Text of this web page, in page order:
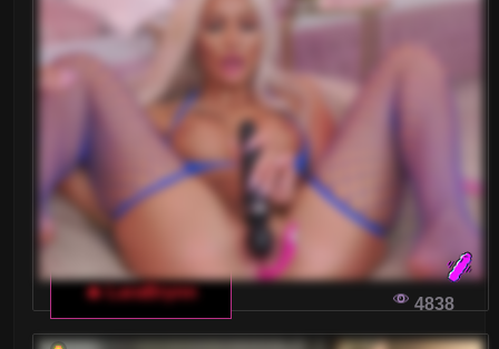
Brunetki
Ciąża
Dojrzałe
Drobne Ciało
Duże tyłki
Gwizdy Porno
Kształtne
🔥 LaraBrynn
4838